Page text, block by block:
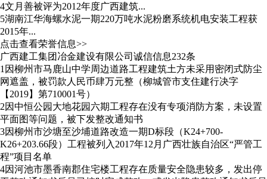
4文月善被评为2012年度广西建筑...
5湖南江华海螺水泥一期220万吨水泥粉磨系统机电安装工程获
2015年...
点击查看荣誉信息>>
广西建工集团冶金建设有限公司诚信信息232条
1 因柳州市马鹿山中学周边道路工程建筑土方未采用密闭式防尘
网遮盖，被罚款人民币肆万元整（柳城管市支住建行决字
【2019】第710001号）
2因中恒公园大地花园六期工程存在没有专项消防方案，未设置
平面图等问题，被下发整改通知书
3因柳州市沙塘至沙埔道路改造一期D标段（K24+700-
K26+203.66段）工程被列入2017年12月广西壮族自治区“严管工
程”项目名单
4因河池市墨香南郡住宅楼工程存在质量安全隐患较多，发出停